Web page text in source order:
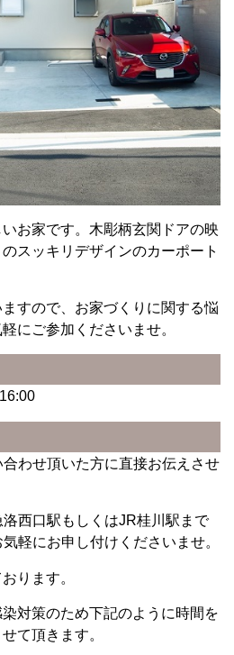
お家です。木彫柄玄関ドアの映
スッキリデザインのカーポート
すので、お家づくりに関する悩
にご参加くださいませ。
わせ頂いた方に直接お伝えさせ
西口駅もしくはJR桂川駅まで
軽にお申し付けくださいませ。
ります。
対策のため下記のように時間を
て頂きます。